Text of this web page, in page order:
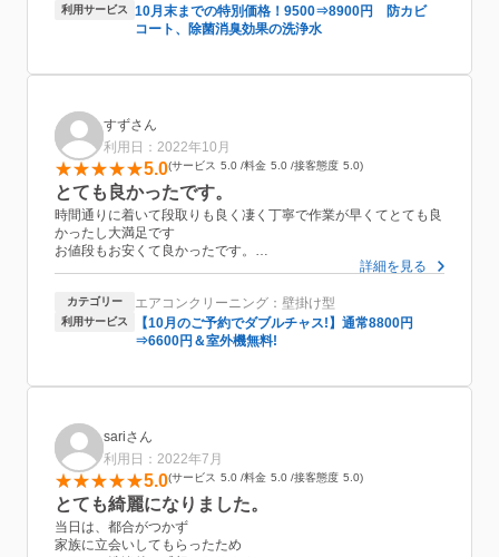
お値段がお得になっていたのでこの時期に一年に一回はクリーニ
ングをお願いしたいと思います。
利用サービス
10月末までの特別価格！9500⇒8900円 防カビ
コート、除菌消臭効果の洗浄水
すずさん
利用日：2022年10月
5.0 サービス 5.0 料金 5.0 接客態度 5.0
とても良かったです。
時間通りに着いて段取りも良く凄く丁寧で作業が早くてとても良
かったし大満足です
お値段もお安くて良かったです。
エアコンに関して色々教えて頂いて凄く勉強になりました。
思いました
今日は本当にありがとうございました
詳細を見る
カテゴリー エアコンクリーニング：壁掛け型
利用サービス
【10月のご予約でダブルチャス!】通常8800円
⇒6600円＆室外機無料!
sariさん
利用日：2022年7月
5.0 サービス 5.0 料金 5.0 接客態度 5.0
とても綺麗になりました。
当日は、都合がつかず
家族に立会いしてもらったため